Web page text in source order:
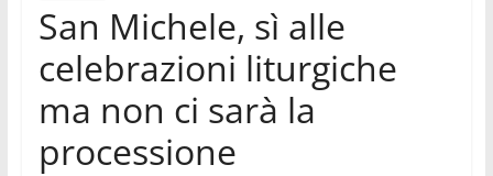
San Michele, sì alle
celebrazioni liturgiche
ma non ci sarà la
processione